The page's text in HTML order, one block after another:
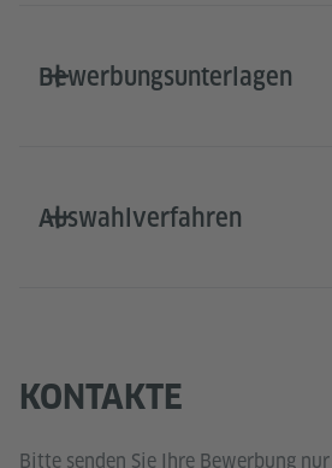
Bewerbungsunterlagen
Auswahlverfahren
KONTAKTE
Bitte senden Sie Ihre Bewerbung